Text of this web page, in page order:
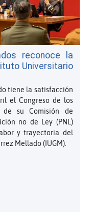
reconoce la
Universitario
tiene la satisfacción
el Congreso de los
de su Comisión de
no de Ley (PNL)
y trayectoria del
Mellado (IUGM).